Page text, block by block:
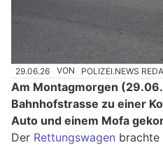
29.06.26 VON POLIZEI.NEWS
Am Montagmorgen
Bahnhofstrasse zu einer
Auto und einem Mofa
Der Rettungswagen brachte